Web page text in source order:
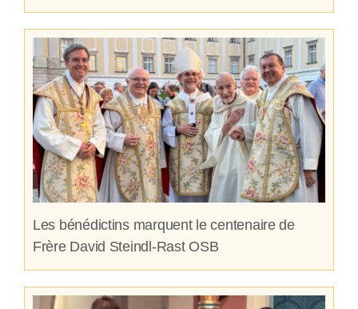
Les bénédictins marquent le centenaire de
Frère David Steindl-Rast OSB